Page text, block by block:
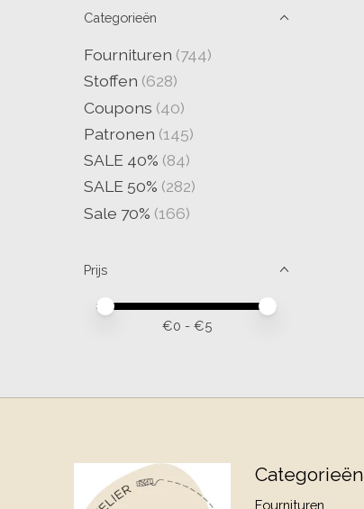
Categorieën
Fournituren (744)
Stoffen (628)
Coupons (40)
Patronen (145)
SALE 40% (84)
SALE 50% (282)
Sale 70% (166)
Prijs
Minimale prijswaarde
Price maximum value
€0 - €5
Categorieën
Fournituren